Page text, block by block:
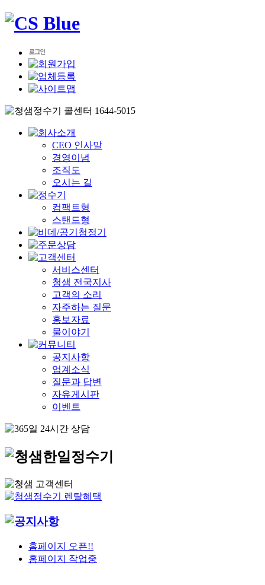
CEO 인사말
경영이념
조직도
오시는 길
컴팩트형
스탠드형
서비스센터
청샘 전국지사
고객의 소리
자주하는 질문
홍보자료
물이야기
공지사항
업계소식
질문과 답변
자유게시판
이벤트
홈페이지 오픈!!
홈페이지 작업중